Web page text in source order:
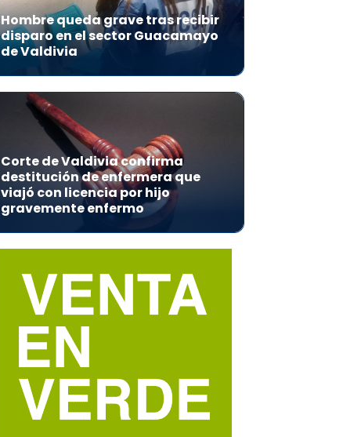
Hombre queda grave tras recibir
disparo en el sector Guacamayo
de Valdivia
Corte de Valdivia confirma
destitución de enfermera que
viajó con licencia por hijo
gravemente enfermo